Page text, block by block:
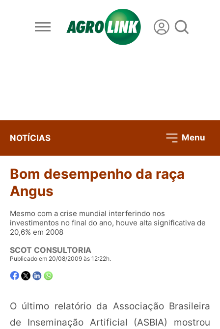
NOTÍCIAS Menu
Bom desempenho da raça
Angus
Mesmo com a crise mundial interferindo nos
investimentos no final do ano, houve alta significativa de
20,6% em 2008
SCOT CONSULTORIA
Publicado em 20/08/2009 às 12:22h.
O último relatório da Associação Brasileira
de Inseminação Artificial (ASBIA) mostrou